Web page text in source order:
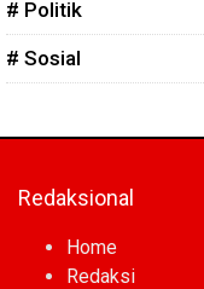
# Politik
# Sosial
Redaksional
Home
Redaksi